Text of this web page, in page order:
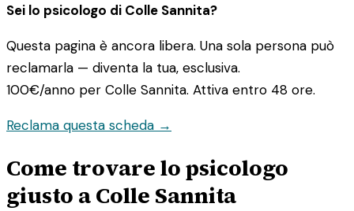
Sei lo psicologo di Colle Sannita?
Questa pagina è ancora libera. Una sola persona può
reclamarla — diventa la tua, esclusiva.
100€/anno per Colle Sannita. Attiva entro 48 ore.
Reclama questa scheda →
Come trovare lo psicologo
giusto a Colle Sannita